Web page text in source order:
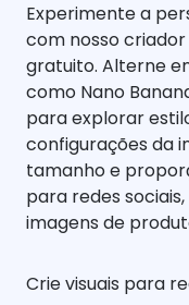
Experimente a
com nosso
gratuito. Alterne
como Nano
para explorar
configurações da
tamanho e
para redes
imagens de
Crie visuais para